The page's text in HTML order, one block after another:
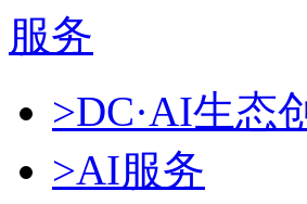
服务
>DC·AI生态
>AI服务